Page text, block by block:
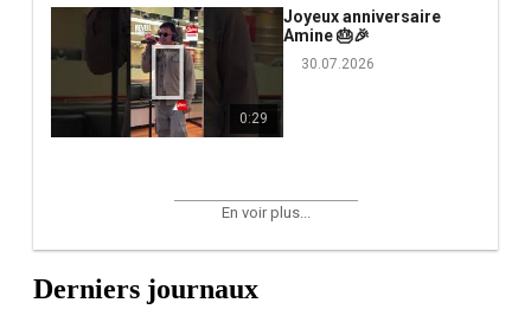
0:29
Joyeux anniversaire
Amine 🎂🎉
30.07.2026
En voir plus...
Derniers journaux